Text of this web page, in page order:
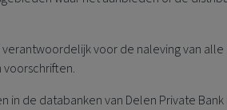
voor de naleving van alle
in de databanken van Delen Private Bank